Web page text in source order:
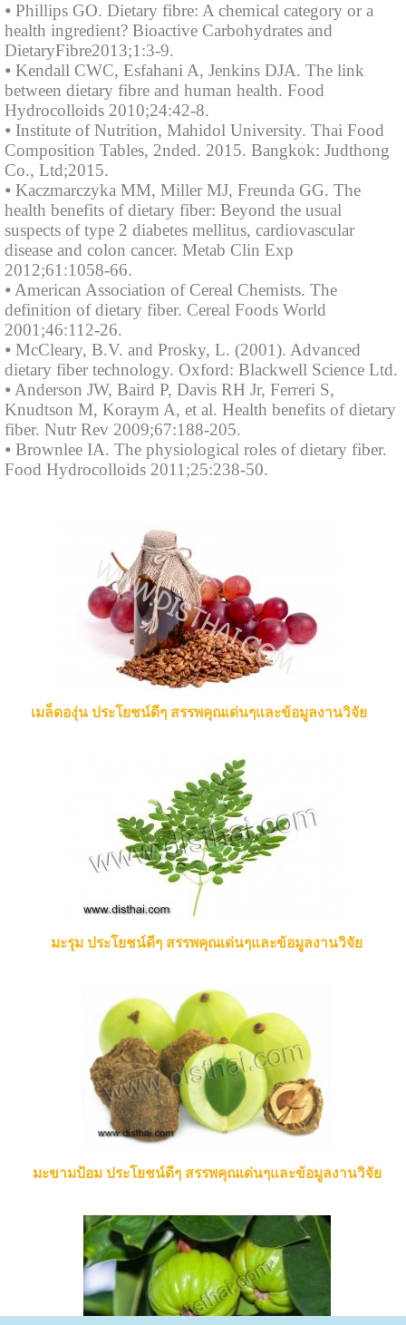
⦁ Phillips GO. Dietary fibre: A chemical category or a
health ingredient? Bioactive Carbohydrates and
DietaryFibre2013;1:3-9.
⦁ Kendall CWC, Esfahani A, Jenkins DJA. The link
between dietary fibre and human health. Food
Hydrocolloids 2010;24:42-8.
⦁ Institute of Nutrition, Mahidol University. Thai Food
Composition Tables, 2nded. 2015. Bangkok: Judthong
Co., Ltd;2015.
⦁ Kaczmarczyka MM, Miller MJ, Freunda GG. The
health benefits of dietary fiber: Beyond the usual
suspects of type 2 diabetes mellitus, cardiovascular
disease and colon cancer. Metab Clin Exp
2012;61:1058-66.
⦁ American Association of Cereal Chemists. The
definition of dietary fiber. Cereal Foods World
2001;46:112-26.
⦁ McCleary, B.V. and Prosky, L. (2001). Advanced
dietary fiber technology. Oxford: Blackwell Science Ltd.
⦁ Anderson JW, Baird P, Davis RH Jr, Ferreri S,
Knudtson M, Koraym A, et al. Health benefits of dietary
fiber. Nutr Rev 2009;67:188-205.
⦁ Brownlee IA. The physiological roles of dietary fiber.
Food Hydrocolloids 2011;25:238-50.
เมล็ดองุ่น ประโยชน์ดีๆ สรรพคุณเด่นๆและข้อมูลงานวิจัย
มะรุม ประโยชน์ดีๆ สรรพคุณเด่นๆและข้อมูลงานวิจัย
มะขามป้อม ประโยชน์ดีๆ สรรพคุณเด่นๆและข้อมูลงานวิจัย